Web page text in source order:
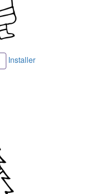
Installer